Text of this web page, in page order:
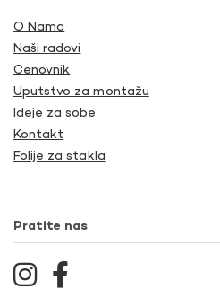
O Nama
Naši radovi
Cenovnik
Uputstvo za montažu
Ideje za sobe
Kontakt
Folije za stakla
Pratite nas